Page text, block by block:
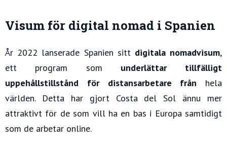
Visum för digital nomad i Spanien
År 2022 lanserade Spanien sitt digitala nomadvisum,
ett program som underlättar tillfälligt
uppehållstillstånd för distansarbetare från hela
världen. Detta har gjort Costa del Sol ännu mer
attraktivt för de som vill ha en bas i Europa samtidigt
som de arbetar online.